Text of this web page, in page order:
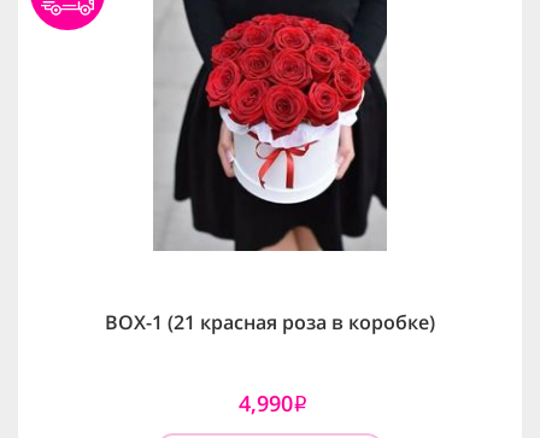
BOX-1 (21 красная роза в коробке)
4,990i